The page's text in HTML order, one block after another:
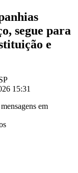
segue para
e
15:31